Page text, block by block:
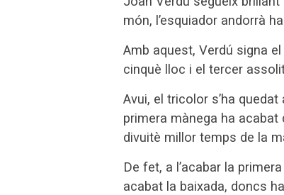
món, l’esquiador andorrà
Amb aquest, Verdú signa
cinquè lloc i el tercer
Avui, el tricolor s’ha
primera mànega ha acabat
divuitè millor temps de la
De fet, a l’acabar la
acabat la baixada, doncs